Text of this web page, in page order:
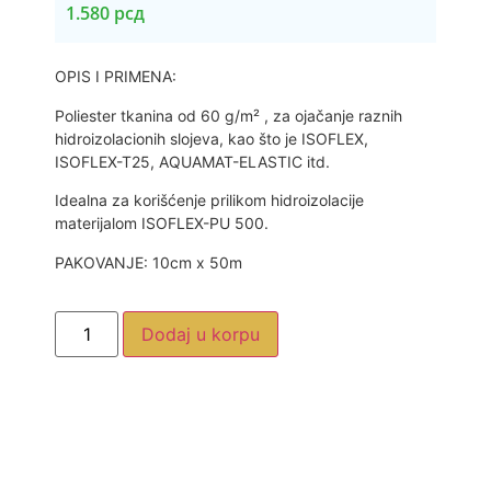
1.580 рсд
OPIS I PRIMENA:
Poliester tkanina od 60 g/m² , za ojačanje raznih
hidroizolacionih slojeva, kao što je ISOFLEX,
ISOFLEX-T25, AQUAMAT-ELASTIC itd.
Idealna za korišćenje prilikom hidroizolacije
materijalom ISOFLEX-PU 500.
PAKOVANJE: 10cm x 50m
Dodaj u korpu